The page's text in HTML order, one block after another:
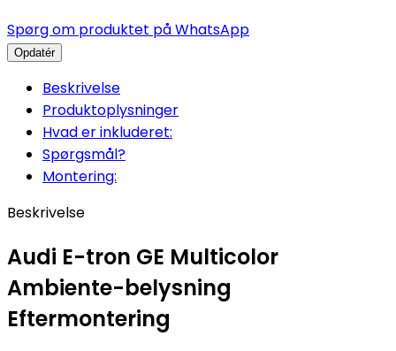
Spørg om produktet på WhatsApp
Beskrivelse
Produktoplysninger
Hvad er inkluderet:
Spørgsmål?
Montering:
Beskrivelse
Audi E-tron GE Multicolor
Ambiente-belysning
Eftermontering